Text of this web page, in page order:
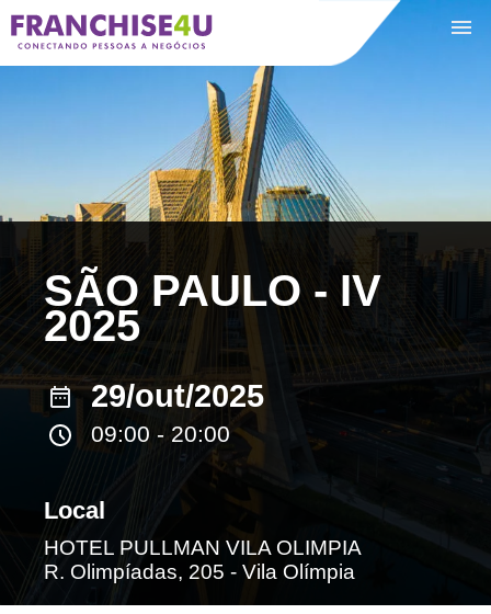
+
SÃO PAULO - IV
2025
29/out/2025
09:00 - 20:00
Local
HOTEL PULLMAN VILA OLIMPIA
R. Olimpíadas, 205 - Vila Olímpia